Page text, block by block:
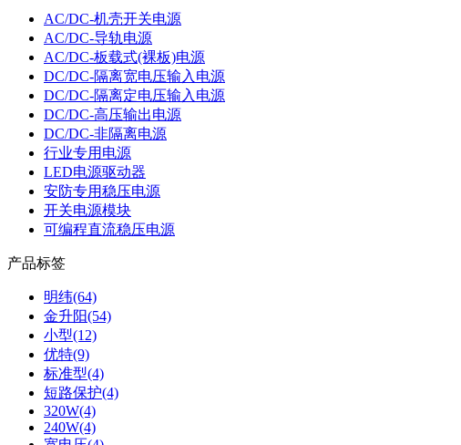
AC/DC-机壳开关电源
AC/DC-导轨电源
AC/DC-板载式(裸板)电源
DC/DC-隔离宽电压输入电源
DC/DC-隔离定电压输入电源
DC/DC-高压输出电源
DC/DC-非隔离电源
行业专用电源
LED电源驱动器
安防专用稳压电源
开关电源模块
可编程直流稳压电源
产品标签
明纬(64)
金升阳(54)
小型(12)
优特(9)
标准型(4)
短路保护(4)
320W(4)
240W(4)